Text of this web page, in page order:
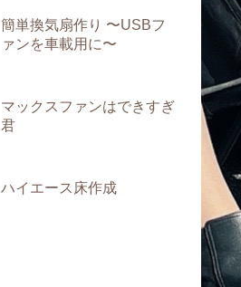
簡単換気扇作り 〜USBフ
ァンを車載用に〜
マックスファンはできすぎ
君
ハイエース床作成